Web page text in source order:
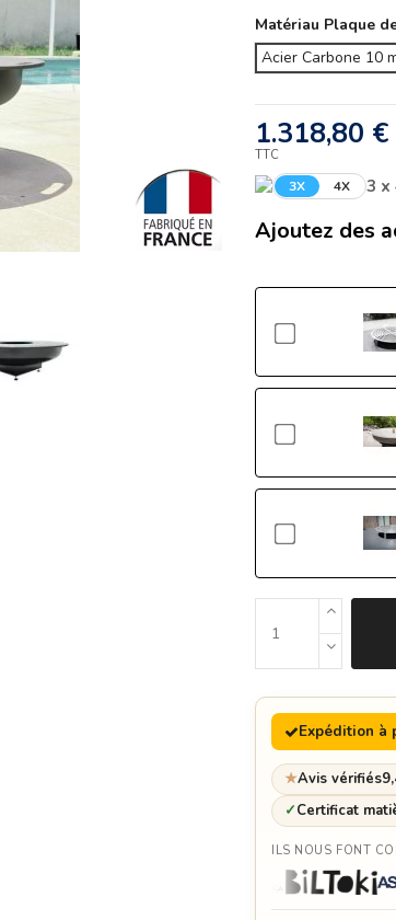
Matériau Plaque
Acier Carbone 10
1.318,80 €
TTC
3X 4X 3 x
Ajoutez des
Expédition à
★Avis vérifiés
✓Certificat
ILS NOUS FONT